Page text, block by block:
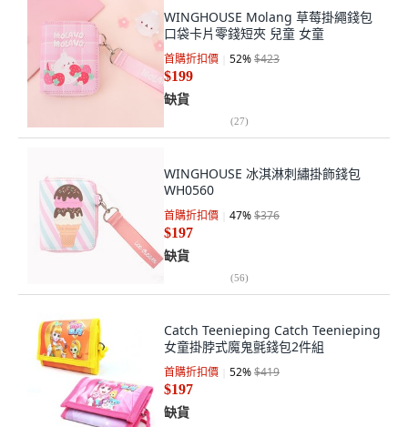
WINGHOUSE Molang 草莓掛繩錢包
口袋卡片零錢短夾 兒童 女童
首購折扣價 52%$423
$199
缺貨
(27)
WINGHOUSE 冰淇淋刺繡掛飾錢包
WH0560
首購折扣價 47%$376
$197
缺貨
(56)
Catch Teenieping Catch Teenieping
女童掛脖式魔鬼氈錢包2件組
首購折扣價 52%$419
$197
缺貨